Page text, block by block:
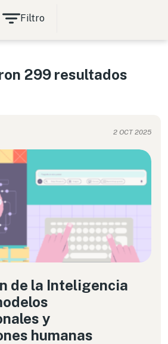
Filtro
299 resultados
2 OCT 2025
de la Inteligencia
y
humanas